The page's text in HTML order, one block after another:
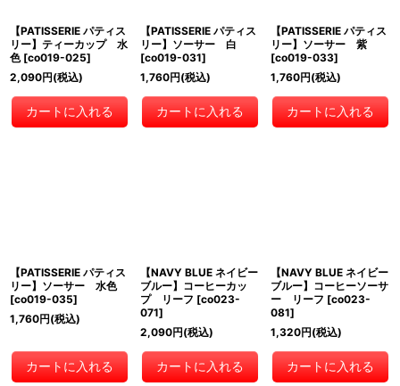
【PATISSERIE パティス
リー】ティーカップ 水
色 [co019-025]
2,090円(税込)
カートに入れる
【PATISSERIE パティス
リー】ソーサー 白
[co019-031]
1,760円(税込)
カートに入れる
【PATISSERIE パティス
リー】ソーサー 紫
[co019-033]
1,760円(税込)
カートに入れる
【PATISSERIE パティス
リー】ソーサー 水色
[co019-035]
1,760円(税込)
カートに入れる
【NAVY BLUE ネイビー
ブルー】コーヒーカッ
プ リーフ [co023-
071]
2,090円(税込)
カートに入れる
【NAVY BLUE ネイビー
ブルー】コーヒーソーサ
ー リーフ [co023-
081]
1,320円(税込)
カートに入れる